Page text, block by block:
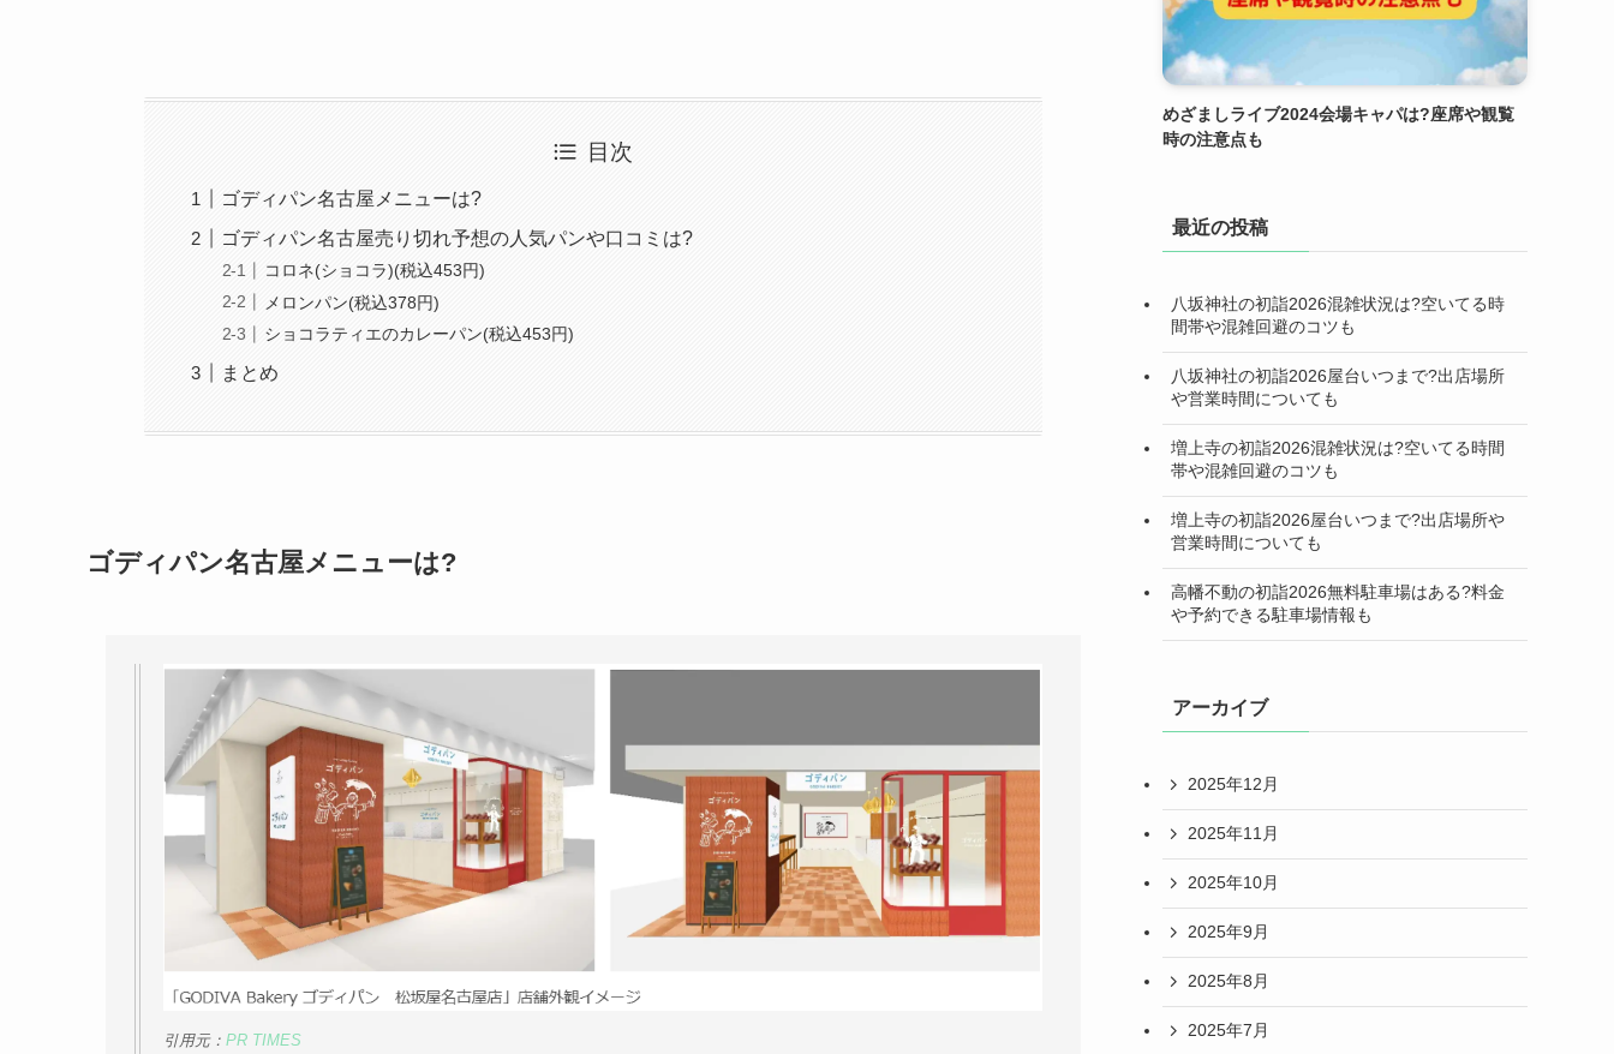
目次
ゴディパン名古屋メニューは?
ゴディパン名古屋売り切れ予想の人気パンや口コミは?
コロネ(ショコラ)(税込453円)
メロンパン(税込378円)
ショコラティエのカレーパン(税込453円)
まとめ
ゴディパン名古屋メニューは?
引用元： PR TIMES
めざましライブ2024会場キャパは?座席や観覧
時の注意点も
最近の投稿
八坂神社の初詣2026混雑状況は?空いてる時
間帯や混雑回避のコツも
八坂神社の初詣2026屋台いつまで?出店場所
や営業時間についても
増上寺の初詣2026混雑状況は?空いてる時間
帯や混雑回避のコツも
増上寺の初詣2026屋台いつまで?出店場所や
営業時間についても
高幡不動の初詣2026無料駐車場はある?料金
や予約できる駐車場情報も
アーカイブ
2025年12月
2025年11月
2025年10月
2025年9月
2025年8月
2025年7月